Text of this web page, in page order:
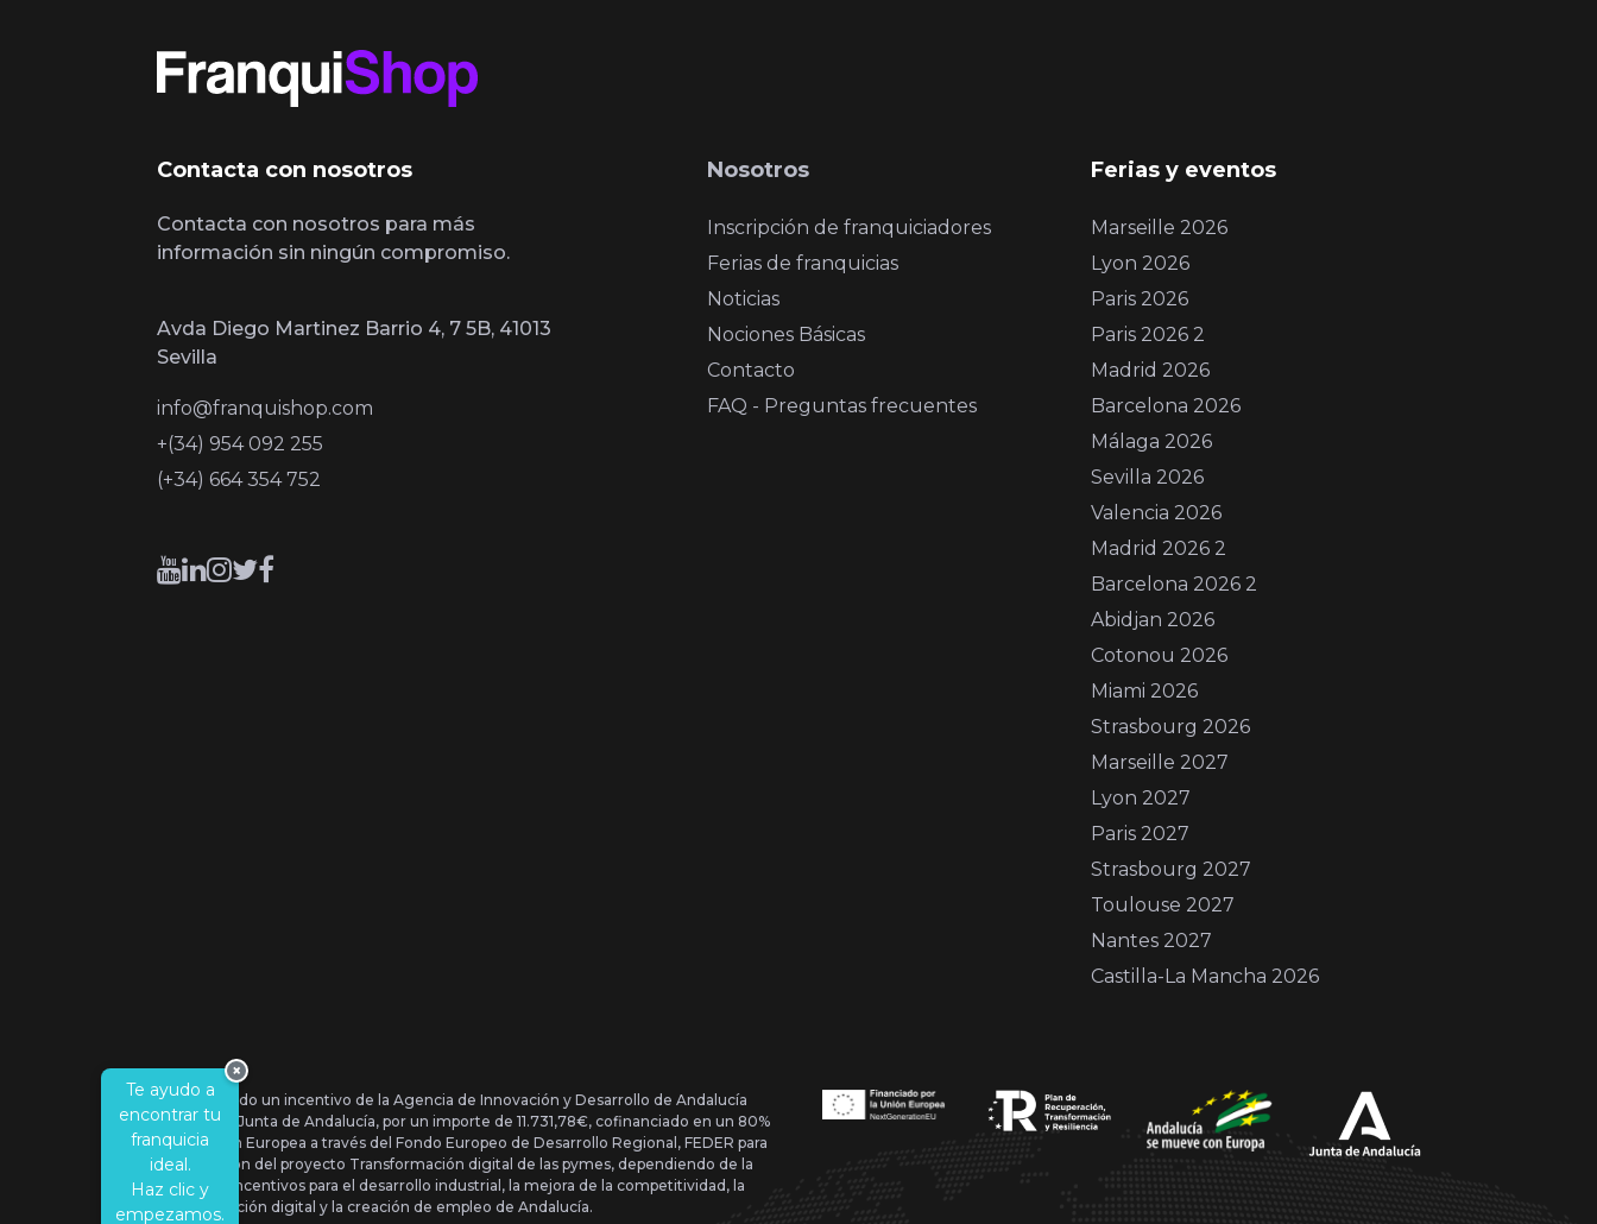
Contacta con nosotros
Contacta con nosotros para más
información sin ningún compromiso.
Avda Diego Martinez Barrio 4, 7 5B, 41013
Sevilla
info@franquishop.com
+(34) 954 092 255
(+34) 664 354 752
Nosotros
Inscripción de franquiciadores
Ferias de franquicias
Noticias
Nociones Básicas
Contacto
FAQ - Preguntas frecuentes
Ferias y eventos
Marseille 2026
Lyon 2026
Paris 2026
Paris 2026 2
Madrid 2026
Barcelona 2026
Málaga 2026
Sevilla 2026
Valencia 2026
Madrid 2026 2
Barcelona 2026 2
Abidjan 2026
Cotonou 2026
Miami 2026
Strasbourg 2026
Marseille 2027
Lyon 2027
Paris 2027
Strasbourg 2027
Toulouse 2027
Nantes 2027
Castilla-La Mancha 2026
Se ha recibido un incentivo de la Agencia de Innovación y Desarrollo de Andalucía
IDEA, de la Junta de Andalucía, por un importe de 11.731,78€, cofinanciado en un 80%
por la Unión Europea a través del Fondo Europeo de Desarrollo Regional, FEDER para
la realización del proyecto Transformación digital de las pymes, dependiendo de la
Orden de Incentivos para el desarrollo industrial, la mejora de la competitividad, la
transformación digital y la creación de empleo de Andalucía.
Te ayudo a
encontrar tu
franquicia
ideal.
Haz clic y
empezamos.
×